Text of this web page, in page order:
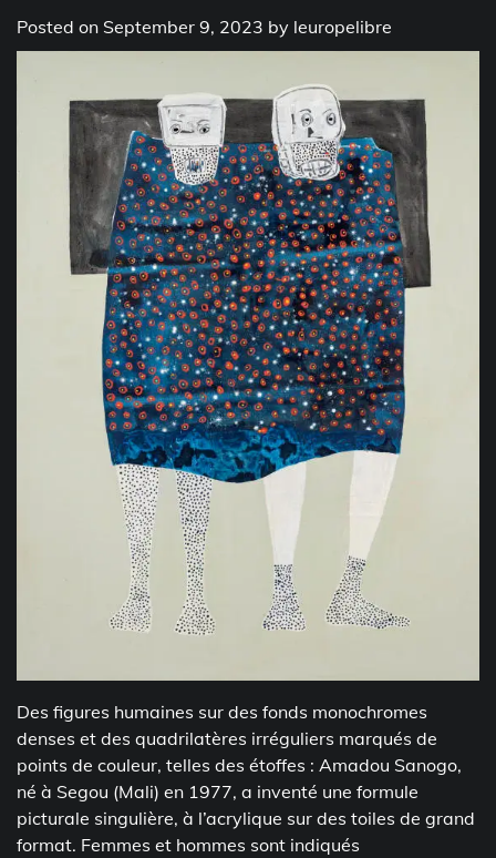
Posted on September 9, 2023 by leuropelibre
Des figures humaines sur des fonds monochromes
denses et des quadrilatères irréguliers marqués de
points de couleur, telles des étoffes : Amadou Sanogo,
né à Segou (Mali) en 1977, a inventé une formule
picturale singulière, à l’acrylique sur des toiles de grand
format. Femmes et hommes sont indiqués